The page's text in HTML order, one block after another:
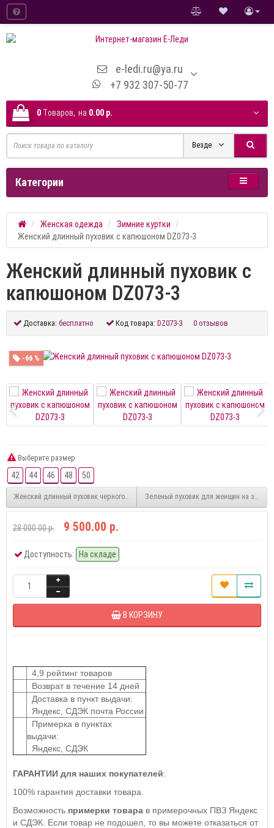
e-ledi.ru@ya.ru
+7 932 307-50-77
0 Tоваров, на 0.00 р.
Везде
Категории
Женская одежда
Зимние куртки
Женский длинный пуховик с капюшоном DZ073-3
Женский длинный пуховик с
капюшоном DZ073-3
Доставка: бесплатно Код товара: DZ073-3 0 отзывов
-66 %
Выберите размер
42 44 46 48 50
Женский длинный пуховик черного цвета DZ070Зеленый пуховик для женщин на зиму
28 000.00 р. 9 500.00 р.
Доступность: На складе
В КОРЗИНУ
4,9 рейтинг товаров
Возврат в течение 14 дней
Доставка в пункт выдачи:
Яндекс, СДЭК почта России
Примерка в пунктах
выдачи:
Яндекс, СДЭК
ГАРАНТИИ для наших покупателей:
100% гарантия доставки товара.
Возможность примерки товара в примерочных ПВЗ Яндекс
и СДЭК. Если товар не подошел, то вы можете отказаться от